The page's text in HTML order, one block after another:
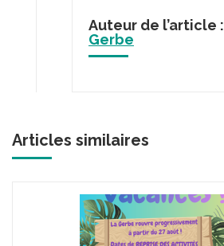
Auteur de l’article :
Gerbe
Articles similaires